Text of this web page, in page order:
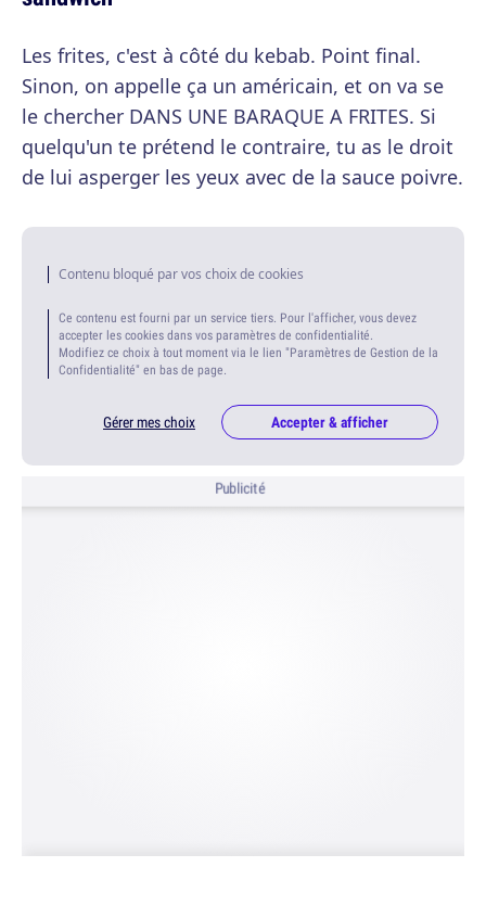
Les frites, c'est à côté du kebab. Point final.
Sinon, on appelle ça un américain, et on va se
le chercher DANS UNE BARAQUE A FRITES. Si
quelqu'un te prétend le contraire, tu as le droit
de lui asperger les yeux avec de la sauce poivre.
Contenu bloqué par vos choix de cookies
Ce contenu est fourni par un service tiers. Pour l'afficher, vous devez
accepter les cookies dans vos paramètres de confidentialité.
Modifiez ce choix à tout moment via le lien "Paramètres de Gestion de la
Confidentialité" en bas de page.
Gérer mes choix Accepter & afficher
Publicité